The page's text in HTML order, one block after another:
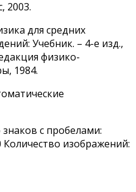
2003.
для средних
Учебник. – 4-е изд.,
физико-
1984.
с пробелами:
Количество изображений: